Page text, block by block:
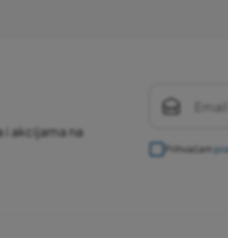
i akcijama na
Prihvaćam